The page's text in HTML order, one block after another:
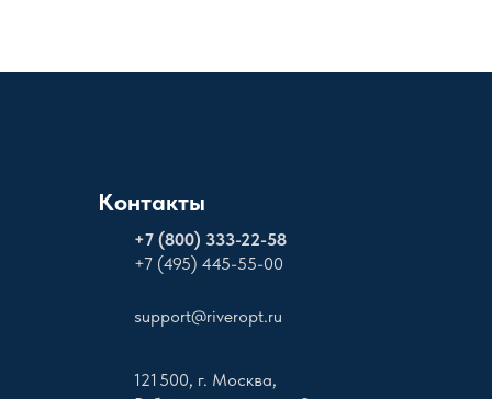
Контакты
+7 (800) 333-22-58
+7 (495) 445-55-00
support@riveropt.ru
121 500, г. Москва,